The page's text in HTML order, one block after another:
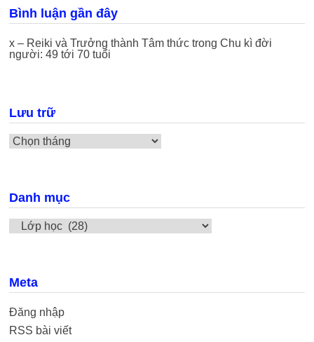
Bình luận gần đây
x – Reiki và Trưởng thành Tâm thứctrong Chu kì đời
người: 49 tới 70 tuổi
Lưu trữ
Lưu
trữ
Danh mục
Danh
mục
Meta
Đăng nhập
RSS bài viết